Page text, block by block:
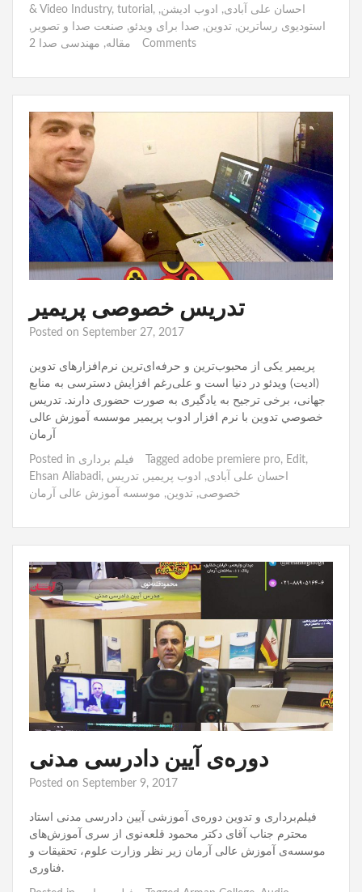
& Video Industry, tutorial , احسان علی آبادی, ادوب ادیشن,
استودیوی رساترین, تدوین, صدا برای ویدئو, صنعت صدا و تصویر ,
مقاله, مهندسی صدا 2 Comments
تدریس خصوصی پریمیر
Posted on September 27, 2017
پریمیر یکی از محبوب‌ترین و حرفه‌ای‌ترین نرم‌افزارهای تدوین
(ادیت) ویدئو در دنیا است و علی‌رغم افزایش دسترسی به منابع
جهانی، برخی ترجیح به یادگیری به صورت حضوری دارند. تدريس
خصوصي تدوین با نرم افزار ادوب پريمير موسسه آموزش عالی
آرمان
Posted in فیلم برداری Tagged adobe premiere pro, Edit,
Ehsan Aliabadi, احسان علی آبادی, ادوب پریمیر , تدریس
خصوصی, تدوین, موسسه آموزش عالی آرمان
دوره‌ی آیین دادرسی مدنی
Posted on September 9, 2017
فیلم‌برداری و تدوین دوره‌ی آموزشی آیین دادرسی مدنی استاد
محترم جناب آقای دکتر محمود قلعه‌نوی از سری آموزش‌های
موسسه‌ی آموزش عالی آرمان زیر نظر وزارت علوم، تحقیقات و
فناوری.